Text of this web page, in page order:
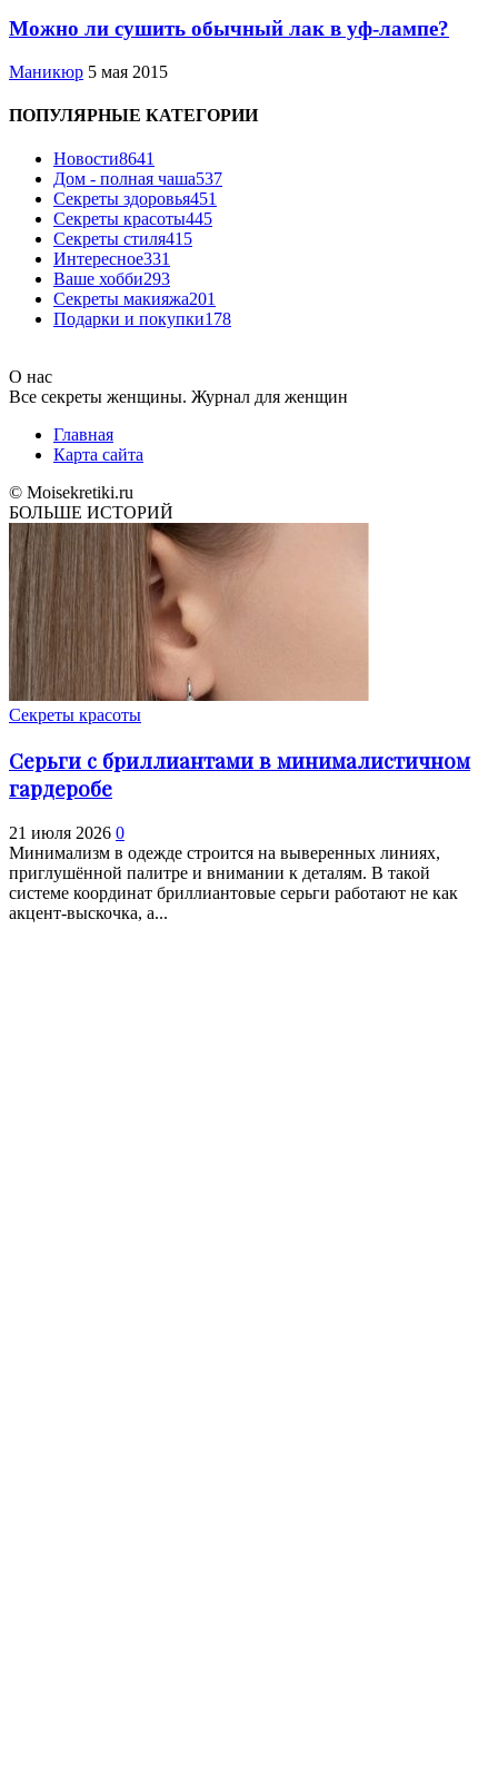
Можно ли сушить обычный лак в уф-лампе?
Маникюр 5 мая 2015
ПОПУЛЯРНЫЕ КАТЕГОРИИ
Новости8641
Дом - полная чаша537
Cекреты здоровья451
Секреты красоты445
Секреты стиля415
Интересное331
Ваше хобби293
Секреты макияжа201
Подарки и покупки178
О нас
Все секреты женщины. Журнал для женщин
Главная
Карта сайта
© Moisekretiki.ru
БОЛЬШЕ ИСТОРИЙ
Секреты красоты
Серьги с бриллиантами в минималистичном
гардеробе
21 июля 2026 0
Минимализм в одежде строится на выверенных линиях,
приглушённой палитре и внимании к деталям. В такой
системе координат бриллиантовые серьги работают не как
акцент-выскочка, а...